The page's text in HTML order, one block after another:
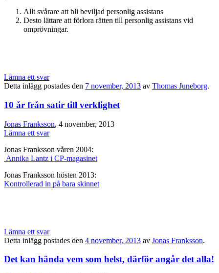
Allt svårare att bli beviljad personlig assistans
Desto lättare att förlora rätten till personlig assistans vid
omprövningar.
Lämna ett svar
Detta inlägg postades den 7 november, 2013 av Thomas Juneborg.
10 år från satir till verklighet
Jonas Franksson, 4 november, 2013
Lämna ett svar
Jonas Franksson våren 2004:
Annika Lantz i CP-magasinet
Jonas Franksson hösten 2013:
Kontrollerad in på bara skinnet
Lämna ett svar
Detta inlägg postades den 4 november, 2013 av Jonas Franksson.
Det kan hända vem som helst, därför angår det alla!